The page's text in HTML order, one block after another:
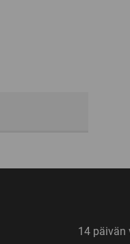
14 päivän